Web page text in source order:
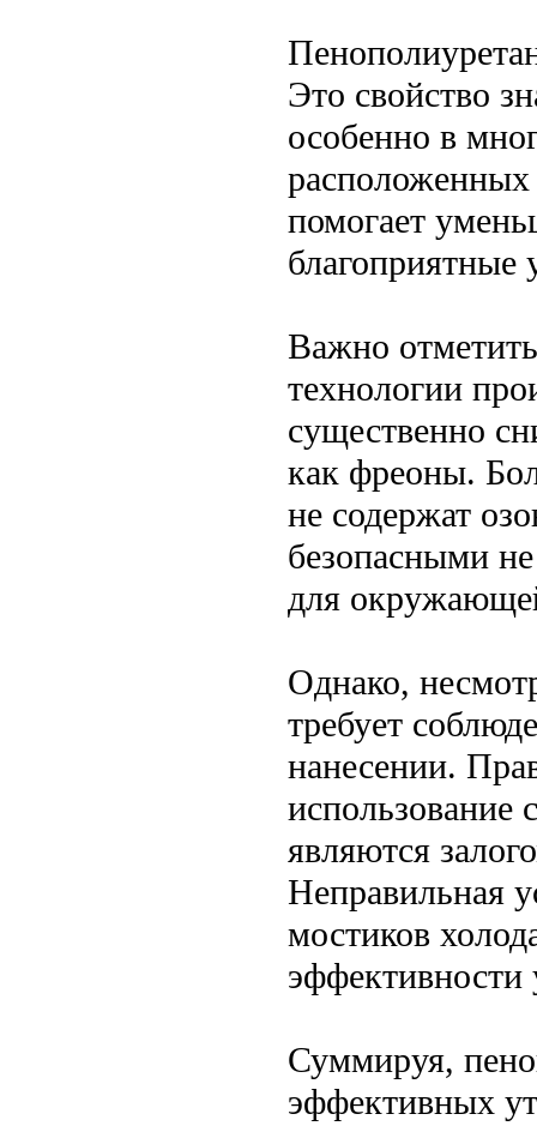
Это свойство
особенно в
помогает
благоприятные
Важно
технологии
существенно
как фреоны.
не содержат
безопасными
для
Однако,
требует
нанесении.
использование
являются
Неправильная
мостиков
эффективности
Суммируя,
эффективных